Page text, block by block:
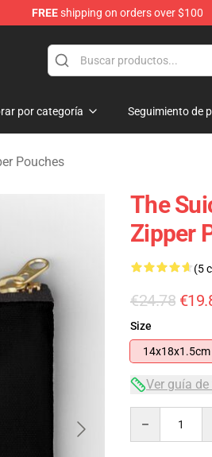
FREEshipping on orders over $100
por categoría Seguimiento de
Pouches
The
Zipper
(5
€24.78
Size
14x18x1.5cm
Ver guía